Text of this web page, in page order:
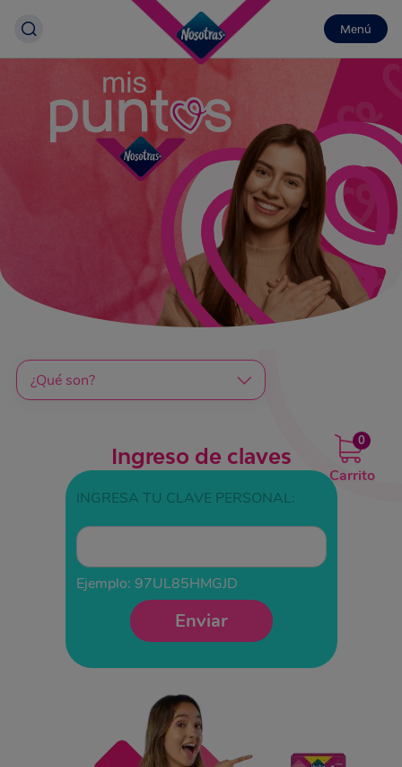
Menú
¿Qué son?
0
Carrito
Ingreso de claves
INGRESA TU CLAVE PERSONAL:
Ejemplo: 97UL85HMGJD
Enviar